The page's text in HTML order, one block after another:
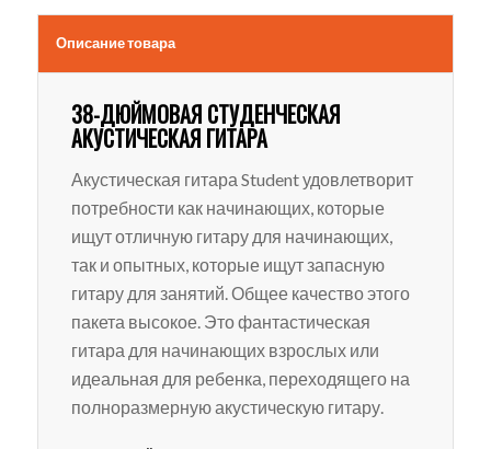
Описание товара
38-ДЮЙМОВАЯ СТУДЕНЧЕСКАЯ
АКУСТИЧЕСКАЯ ГИТАРА
Акустическая гитара Student удовлетворит
потребности как начинающих, которые
ищут отличную гитару для начинающих,
так и опытных, которые ищут запасную
гитару для занятий. Общее качество этого
пакета высокое. Это фантастическая
гитара для начинающих взрослых или
идеальная для ребенка, переходящего на
полноразмерную акустическую гитару.